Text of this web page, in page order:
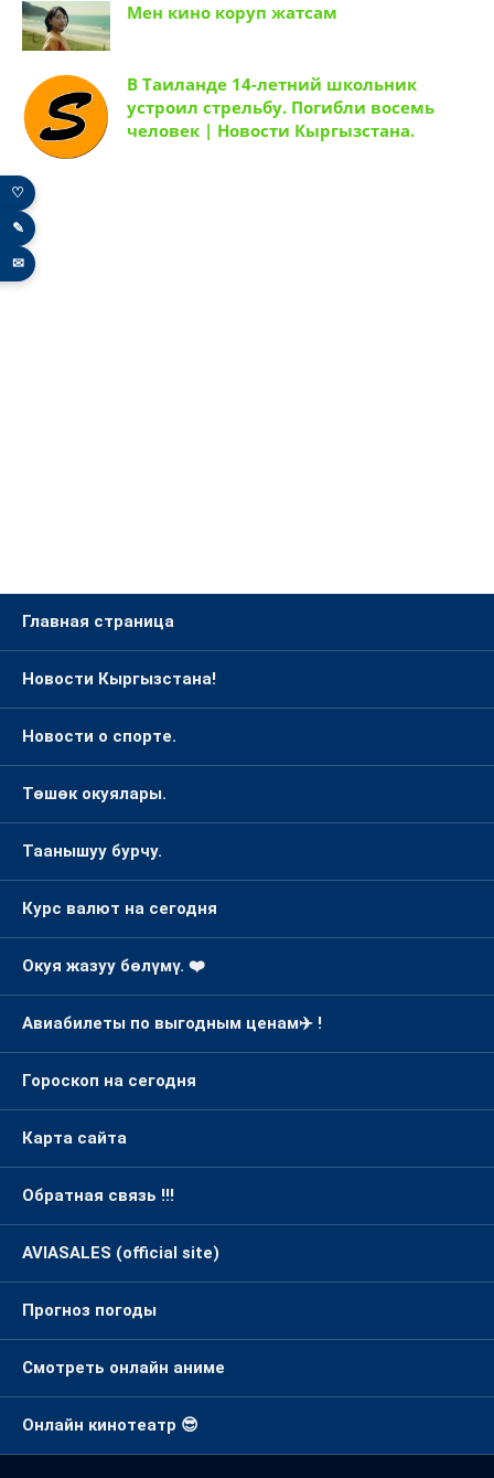
Мен кино коруп жатсам
В Таиланде 14-летний школьник
устроил стрельбу. Погибли восемь
человек | Новости Кыргызстана.
Главная страница
Новости Кыргызстана!
Новости о спорте.
Төшөк окуялары.
Таанышуу бурчу.
Курс валют на сегодня
Окуя жазуу бөлүмү. ❤️
Авиабилеты по выгодным ценам✈️ !
Гороскоп на сегодня
Карта сайта
Обратная связь !!!
AVIASALES (official site)
Прогноз погоды
Смотреть онлайн аниме
Онлайн кинотеатр 😎
♡
✎
✉